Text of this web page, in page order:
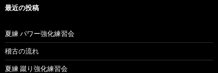
最近の投稿
夏練 パワー強化練習会
稽古の流れ
夏練 蹴り強化練習会